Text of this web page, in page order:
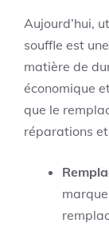
Aujourd’hui,
souffle est
matière de
économique
que le
réparations